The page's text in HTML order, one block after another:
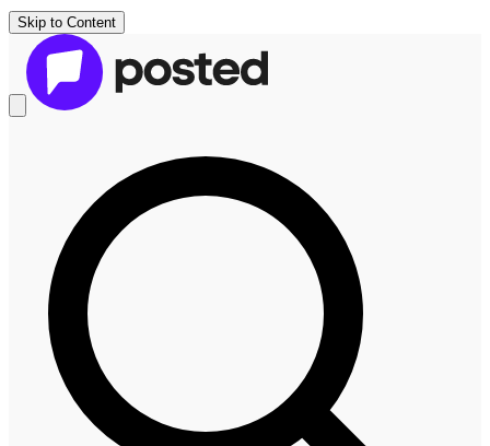
Skip to Content